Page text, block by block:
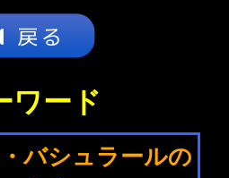
ワード
バシュラールの